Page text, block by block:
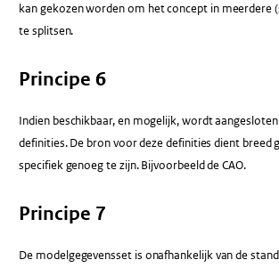
kan gekozen worden om het concept in meerdere
te splitsen.
Principe 6
Indien beschikbaar, en mogelijk, wordt
definities. De bron voor deze definities dient breed
specifiek genoeg te zijn. Bijvoorbeeld de CAO.
Principe 7
De modelgegevensset is onafhankelijk van de